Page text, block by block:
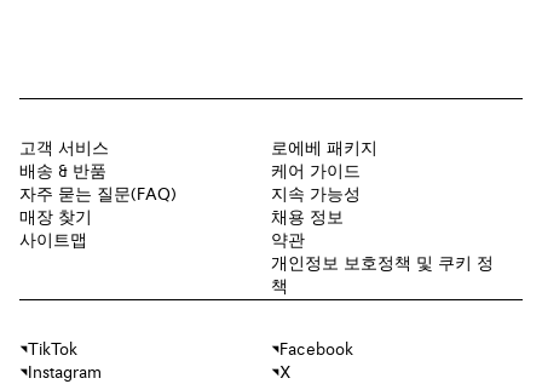
고객 서비스
배송 & 반품
자주 묻는 질문(FAQ)
매장 찾기
사이트맵
로에베 패키지
케어 가이드
지속 가능성
채용 정보
약관
개인정보 보호정책 및 쿠키 정
책
TikTok
Facebook
Instagram
X